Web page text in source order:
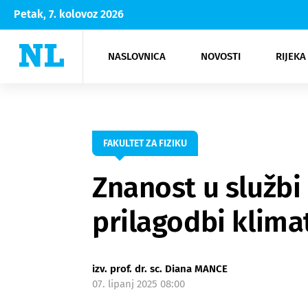
Petak, 7. kolovoz 2026
NASLOVNICA NOVOSTI
Rijeka Opatija
NK
Moda
Kultura
FAKULTET ZA FIZIKU
Znanost u
prilagodbi
izv. prof. dr. sc. Diana MANCE
07. lipanj 2025 08:00